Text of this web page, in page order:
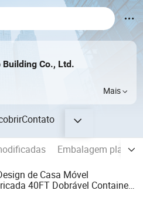
Co., Ltd.
Mais
Contato
Embalagem plana
de Casa Móvel
40FT Dobrável Container